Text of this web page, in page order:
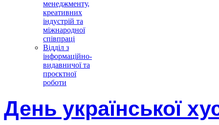
менеджменту,
креативних
індустрій та
міжнародної
співпраці
Відділ з
інформаційно-
видавничої та
проєктної
роботи
День української